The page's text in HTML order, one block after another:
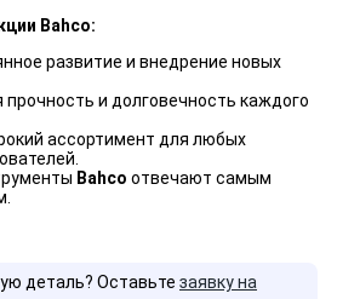
Bahco:
развитие и внедрение новых
прочность и долговечность каждого
ассортимент для любых
Bahco отвечают самым
деталь? Оставьте заявку на